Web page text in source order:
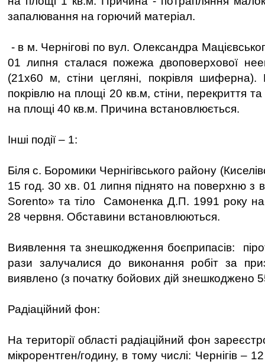
запалювання на горючий матеріал.
- в м. Чернігові по вул. Олександра
01 липня сталася пожежа двоповерхової
(21х60 м, стіни цегляні, покрівля
покрівлю на площі 20 кв.м, стіни, перекриття
на площі 40 кв.м. Причина встановлюється.
Інші події – 1:
Біля с. Боромики Чернігівського району
15 год. 30 хв. 01 липня піднято на поверхню з
Sorento» та тіло Самоненка Д.П. 1991 року
28 червня. Обставини встановлюються.
Виявлення та знешкодження боєприпасів:
рази залучалися до виконання робіт за
виявлено (з початку бойових дій знешкоджено
Радіаційний фон:
На території області радіаційний фон
мікрорентген/годину, в тому числі: Чернігів –